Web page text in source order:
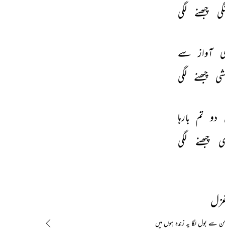
چبھنے لگی
آواز سے
چبھنے لگی
دو تم بارہا
چبھنے لگی
سے بول لگا یہ زندہ ہوں میں